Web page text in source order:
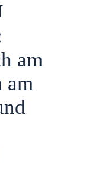
am
am